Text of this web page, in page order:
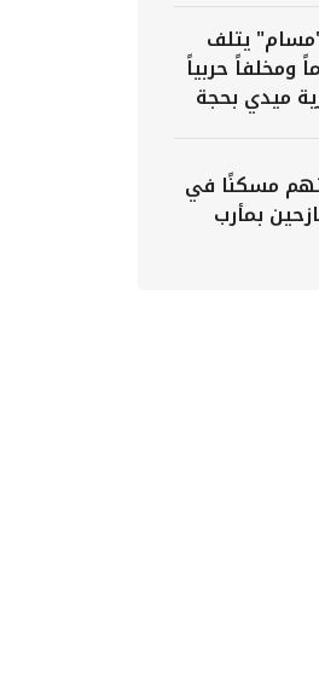
يتلف
لغماً ومخلفاً حربياً
ميدي بحجة
مسكنًا في
بمأرب